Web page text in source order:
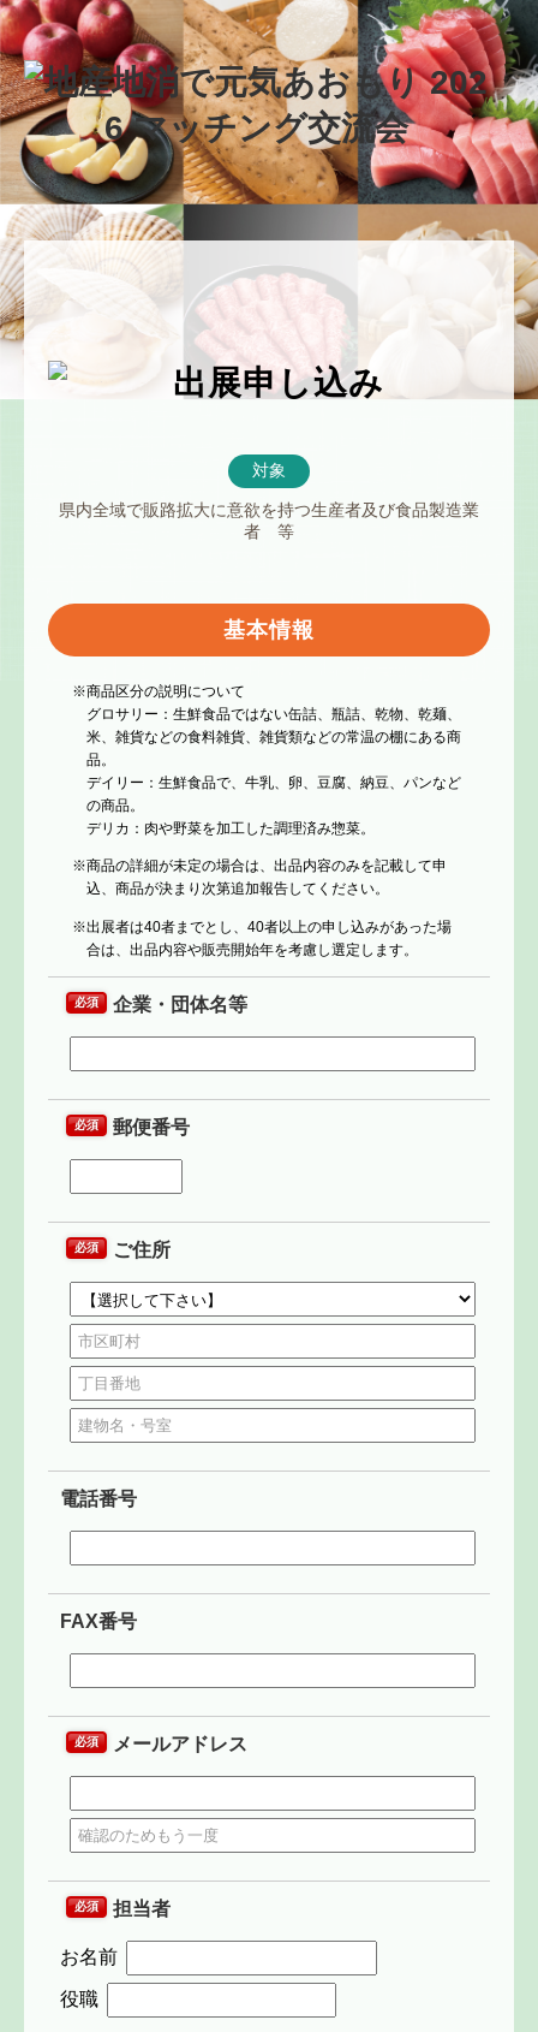
対象
県内全域で販路拡大に意欲を持つ生産者及び食品製造業
者 等
基本情報
商品区分の説明について
グロサリー：生鮮食品ではない缶詰、瓶詰、乾物、乾麺、
米、雑貨などの食料雑貨、雑貨類などの常温の棚にある商
品。
デイリー：生鮮食品で、牛乳、卵、豆腐、納豆、パンなど
の商品。
デリカ：肉や野菜を加工した調理済み惣菜。
商品の詳細が未定の場合は、出品内容のみを記載して申
込、商品が決まり次第追加報告してください。
出展者は40者までとし、40者以上の申し込みがあった場
合は、出品内容や販売開始年を考慮し選定します。
必須 企業・団体名等
必須 郵便番号
必須 ご住所
電話番号
FAX番号
必須 メールアドレス
必須 担当者
お名前
役職